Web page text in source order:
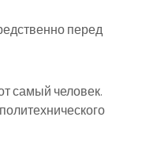
перед
самый человек.